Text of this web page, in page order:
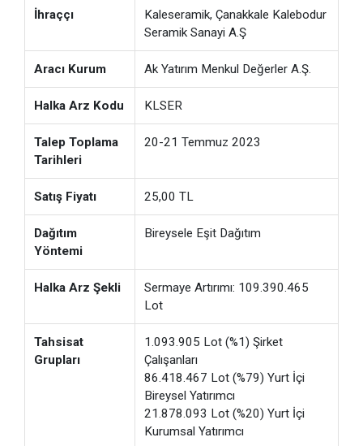
İhraççı
Kaleseramik, Çanakkale Kalebodur
Seramik Sanayi A.Ş
Aracı Kurum Ak Yatırım Menkul Değerler A.Ş.
Halka Arz Kodu KLSER
Talep Toplama
Tarihleri
20-21 Temmuz 2023
Satış Fiyatı 25,00 TL
Dağıtım
Yöntemi
Bireysele Eşit Dağıtım
Halka Arz Şekli
Sermaye Artırımı: 109.390.465
Lot
Tahsisat
Grupları
1.093.905 Lot (%1) Şirket
Çalışanları
86.418.467 Lot (%79) Yurt İçi
Bireysel Yatırımcı
21.878.093 Lot (%20) Yurt İçi
Kurumsal Yatırımcı